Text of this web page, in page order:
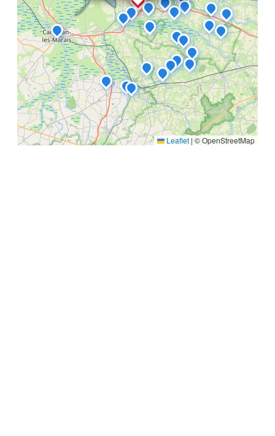
Leaflet | © OpenStreetMap